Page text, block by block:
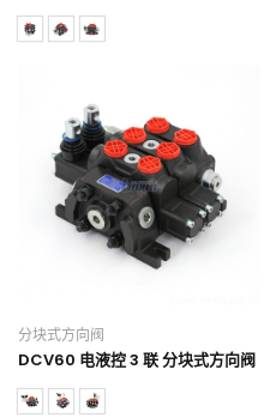
分块式方向阀
DCV60 电液控 3 联 分块式方向阀